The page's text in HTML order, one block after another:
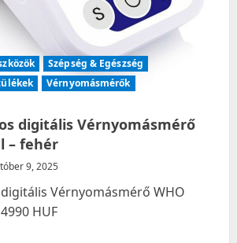
Szépség & Egészség
Vérnyomásmérők
digitális Vérnyomásmérő
– fehér
9, 2025
Vérnyomásmérő WHO
HUF